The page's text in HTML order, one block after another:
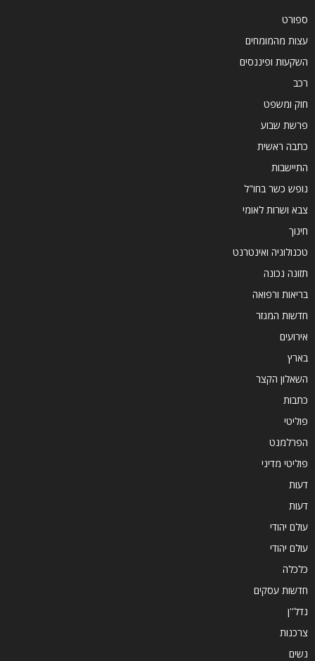
ספורט
עצות מהמומחים
השקעות ופיננסים
רכב
חוק ומשפט
פרשת שבוע
כתבה ראשית
התיישבות
נופש כשר בחו"ל
צבא ושרות לאומי
חינוך
טכנולוגיה ואינטרנט
תזונה נכונה
בריאות ורפואה
חדשות המגזר
אירועים
בארץ
השאלון הקצר
כתבות
פוליטי
הפרלמנט
פוליטי מדיני
דעות
דעות
עולם יהודי
עולם יהודי
כלכלה
חדשות עסקים
נדל''ן
צרכנות
נשים